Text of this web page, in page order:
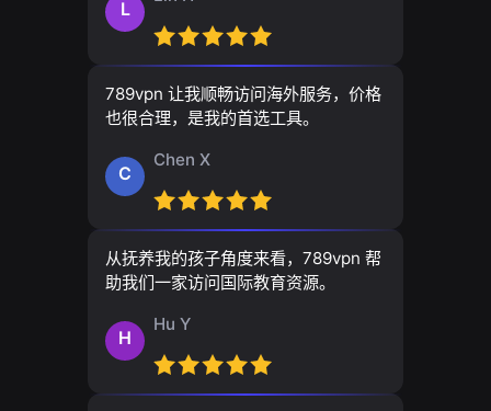
L
789vpn 让我顺畅访问海外服务，价格
也很合理，是我的首选工具。
C
Chen X
从抚养我的孩子角度来看，789vpn 帮
助我们一家访问国际教育资源。
H
Hu Y